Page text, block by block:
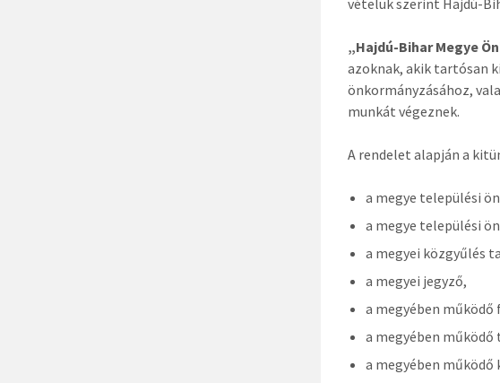
vételük szerint Hajdú-
„Hajdú-Bihar Megye
azoknak, akik tartósan
önkormányzásához,
munkát végeznek.
A rendelet alapján a
a megye települési
a megye települési
a megyei közgyűlés
a megyei jegyző,
a megyében
a megyében
a megyében